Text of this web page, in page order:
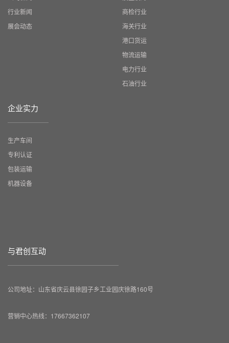
行业新闻
展会动态
商检行业
海关行业
港口货运
物流运输
电力行业
石油行业
企业实力
生产车间
专利认证
包装运输
机器设备
与君创互动
公司地址：山东省庆云县徐园子乡工业园庆徐路160号
营销中心热线：17667362107